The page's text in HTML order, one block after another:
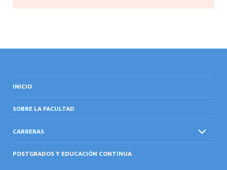
INICIO
SOBRE LA FACULTAD
CARRERAS
POSTGRADOS Y EDUCACIÓN CONTINUA